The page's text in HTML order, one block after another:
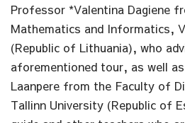
Professor *Valentina Dagiene
Mathematics and Informatics,
(Republic of Lithuania), who
aforementioned tour, as well
Laanpere from the Faculty of
Tallinn University (Republic of